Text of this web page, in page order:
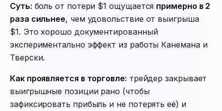
Суть: боль от потери $1 ощущается примерно в 2
раза сильнее, чем удовольствие от выигрыша
$1. Это хорошо документированный
экспериментально эффект из работы Канемана и
Тверски.
Как проявляется в торговле: трейдер закрывает
выигрышные позиции рано (чтобы
зафиксировать прибыль и не потерять её) и